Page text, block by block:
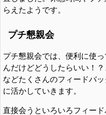
らえたようです。
プチ懇親会
プチ懇親会では、便利に使
んだけどどうしたらいい！
などたくさんのフィードバ
に活かしていきます。
直接会うといろいろフィー